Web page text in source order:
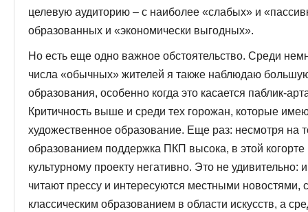
целевую аудиторию – с наиболее «слабых» и
образованных и «экономически выгодных».
Но есть еще одно важное обстоятельство. Среди
числа «обычных» жителей я также наблюдаю
образования, особенно когда это касается паблик-
Критичность выше и среди тех горожан, которые
художественное образование. Еще раз: несмотря на
образованием поддержка ПКП высока, в этой когорте
культурному проекту негативно. Это не
читают прессу и интересуются местными новостями,
классическим образованием в области искусств, а